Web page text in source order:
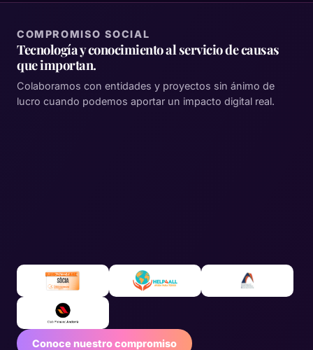
COMPROMISO SOCIAL
Tecnología y conocimiento al servicio de causas
que importan.
Colaboramos con entidades y proyectos sin ánimo de
lucro cuando podemos aportar un impacto digital real.
Conoce nuestro compromiso